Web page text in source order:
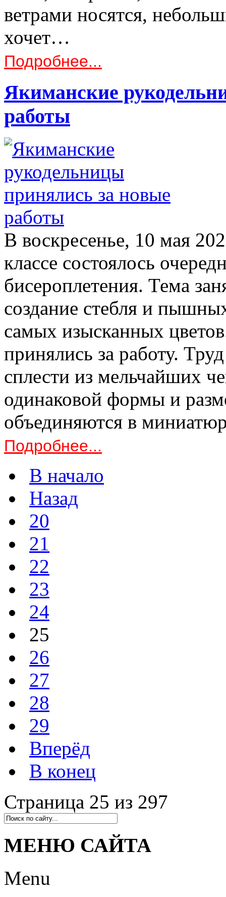
ветрами носятся,
хочет…
Подробнее...
Якиманские
работы
В воскресенье, 10 мая
классе состоялось
бисероплетения. Тема
создание стебля и
самых изысканных
принялись за работу.
сплести из мельчайших
одинаковой формы и
объединяются в
Подробнее...
В начало
Назад
20
21
22
23
24
25
26
27
28
29
Вперёд
В конец
Страница 25 из 297
МЕНЮ САЙТА
Menu